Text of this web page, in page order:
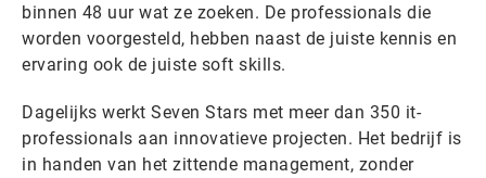
binnen 48 uur wat ze zoeken. De professionals die
worden voorgesteld, hebben naast de juiste kennis en
ervaring ook de juiste soft skills.
Dagelijks werkt Seven Stars met meer dan 350 it-
professionals aan innovatieve projecten. Het bedrijf is
in handen van het zittende management, zonder